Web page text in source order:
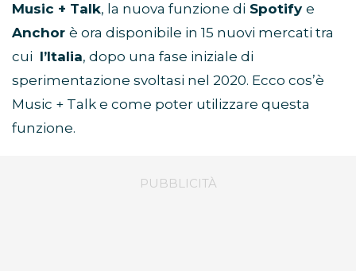
Music + Talk, la nuova funzione di Spotify e
Anchor è ora disponibile in 15 nuovi mercati tra
cui l’Italia, dopo una fase iniziale di
sperimentazione svoltasi nel 2020. Ecco cos’è
Music + Talk e come poter utilizzare questa
funzione.